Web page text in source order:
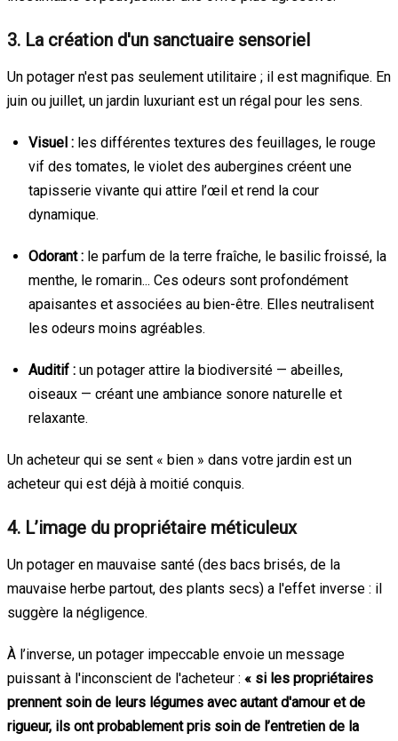
3. La création d'un sanctuaire sensoriel
Un potager n'est pas seulement utilitaire ; il est magnifique. En
juin ou juillet, un jardin luxuriant est un régal pour les sens.
Visuel : les différentes textures des feuillages, le rouge
vif des tomates, le violet des aubergines créent une
tapisserie vivante qui attire l’œil et rend la cour
dynamique.
Odorant : le parfum de la terre fraîche, le basilic froissé, la
menthe, le romarin... Ces odeurs sont profondément
apaisantes et associées au bien-être. Elles neutralisent
les odeurs moins agréables.
Auditif : un potager attire la biodiversité — abeilles,
oiseaux — créant une ambiance sonore naturelle et
relaxante.
Un acheteur qui se sent « bien » dans votre jardin est un
acheteur qui est déjà à moitié conquis.
4. L’image du propriétaire méticuleux
Un potager en mauvaise santé (des bacs brisés, de la
mauvaise herbe partout, des plants secs) a l'effet inverse : il
suggère la négligence.
À l’inverse, un potager impeccable envoie un message
puissant à l'inconscient de l'acheteur : « si les propriétaires
prennent soin de leurs légumes avec autant d'amour et de
rigueur, ils ont probablement pris soin de l’entretien de la